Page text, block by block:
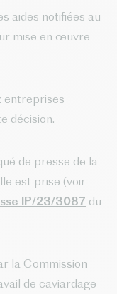
aides notifiées au
mise en œuvre
entreprises
décision.
de presse de la
est prise (voir
IP/23/3087 du
la Commission
de caviardage